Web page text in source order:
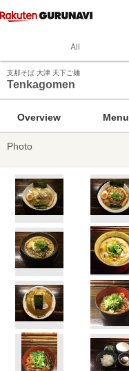
All
支那そば 大津 天下ご麺
Tenkagomen
Overview Menu
Photo